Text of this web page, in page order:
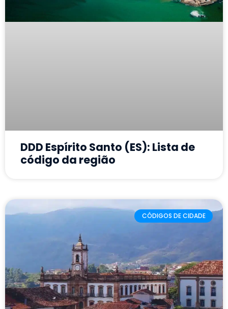
DDD Espírito Santo (ES): Lista de
código da região
CÓDIGOS DE CIDADE